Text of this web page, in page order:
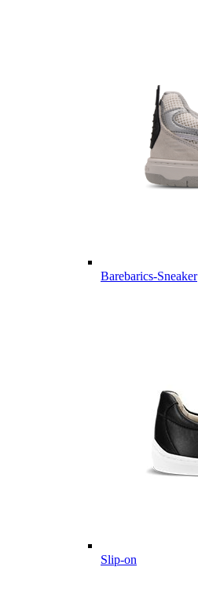
Barebarics-Sneaker
Slip-on